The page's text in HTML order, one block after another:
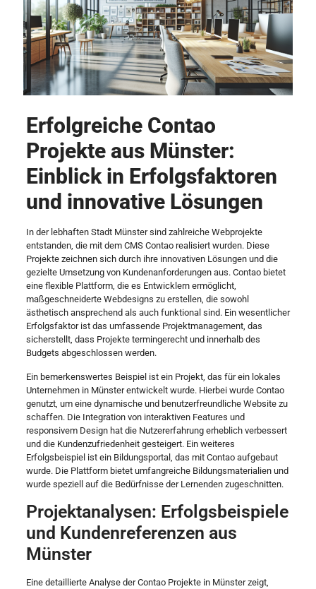
Erfolgreiche Contao
Projekte aus Münster:
Einblick in Erfolgsfaktoren
und innovative Lösungen
In der lebhaften Stadt Münster sind zahlreiche Webprojekte
entstanden, die mit dem CMS Contao realisiert wurden. Diese
Projekte zeichnen sich durch ihre innovativen Lösungen und die
gezielte Umsetzung von Kundenanforderungen aus. Contao bietet
eine flexible Plattform, die es Entwicklern ermöglicht,
maßgeschneiderte Webdesigns zu erstellen, die sowohl
ästhetisch ansprechend als auch funktional sind. Ein wesentlicher
Erfolgsfaktor ist das umfassende Projektmanagement, das
sicherstellt, dass Projekte termingerecht und innerhalb des
Budgets abgeschlossen werden.
Ein bemerkenswertes Beispiel ist ein Projekt, das für ein lokales
Unternehmen in Münster entwickelt wurde. Hierbei wurde Contao
genutzt, um eine dynamische und benutzerfreundliche Website zu
schaffen. Die Integration von interaktiven Features und
responsivem Design hat die Nutzererfahrung erheblich verbessert
und die Kundenzufriedenheit gesteigert. Ein weiteres
Erfolgsbeispiel ist ein Bildungsportal, das mit Contao aufgebaut
wurde. Die Plattform bietet umfangreiche Bildungsmaterialien und
wurde speziell auf die Bedürfnisse der Lernenden zugeschnitten.
Projektanalysen: Erfolgsbeispiele
und Kundenreferenzen aus
Münster
Eine detaillierte Analyse der Contao Projekte in Münster zeigt,